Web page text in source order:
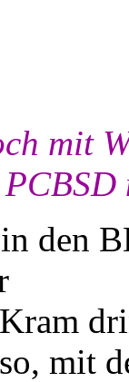
mit
den
mit